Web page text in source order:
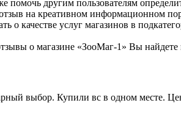
другим пользователям
на креативном информационном
о качестве услуг магазинов в
о магазине «ЗооМаг-1» Вы найдете
выбор. Купили вс в одном месте.